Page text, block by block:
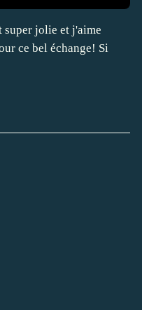
super jolie et j'aime
ce bel échange! Si